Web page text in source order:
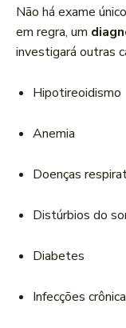
Não há exame
em regra, um
investigará outras
Hipotireoidismo
Anemia
Doenças
Distúrbios do
Diabetes
Infecções